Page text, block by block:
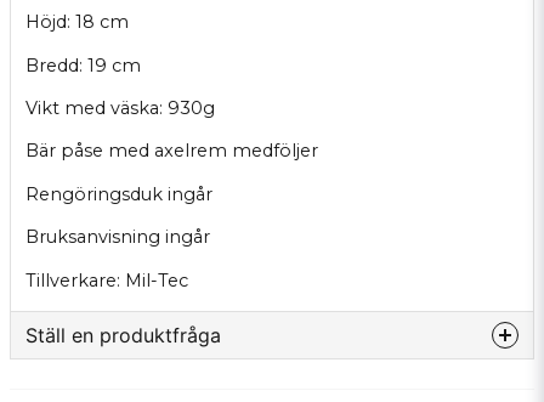
Höjd: 18 cm
Bredd: 19 cm
Vikt med väska: 930g
Bär påse med axelrem medföljer
Rengöringsduk ingår
Bruksanvisning ingår
Tillverkare: Mil-Tec
Ställ en produktfråga